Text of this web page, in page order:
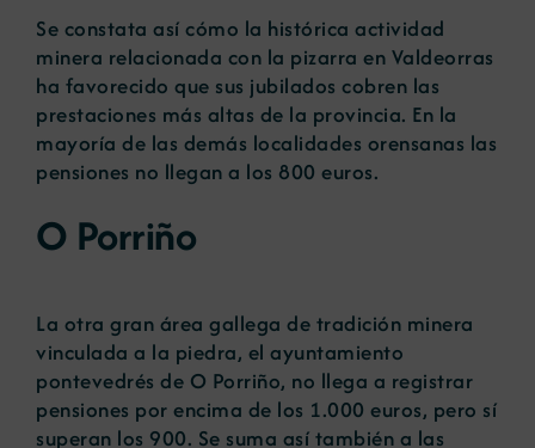
Se constata así cómo la histórica actividad
minera relacionada con la pizarra en Valdeorras
ha favorecido que sus jubilados cobren las
prestaciones más altas de la provincia. En la
mayoría de las demás localidades orensanas las
pensiones no llegan a los 800 euros.
O Porriño
La otra gran área gallega de tradición minera
vinculada a la piedra, el ayuntamiento
pontevedrés de O Porriño, no llega a registrar
pensiones por encima de los 1.000 euros, pero sí
superan los 900. Se suma así también a las